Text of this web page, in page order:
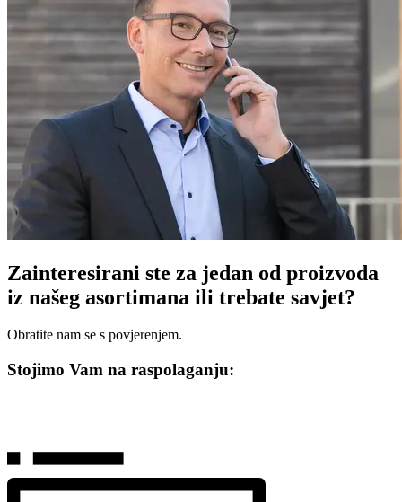
Zainteresirani ste za jedan od proizvoda
iz našeg asortimana ili trebate savjet?
Obratite nam se s povjerenjem.
Stojimo Vam na raspolaganju: